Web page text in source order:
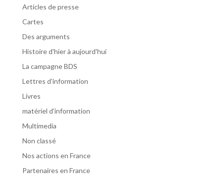
Articles de presse
Cartes
Des arguments
Histoire d'hier à aujourd'hui
La campagne BDS
Lettres d'information
Livres
matériel d'information
Multimedia
Non classé
Nos actions en France
Partenaires en France